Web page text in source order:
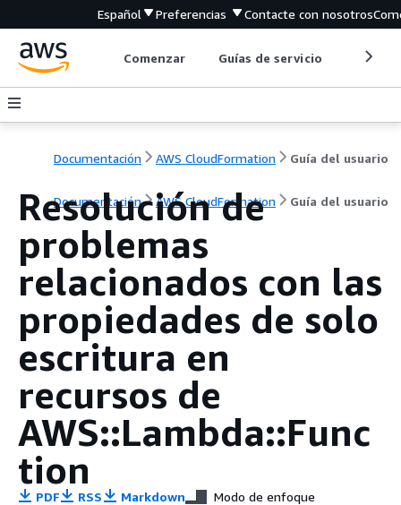
Español Preferencias Contacte con nosotros
Comenzar Guías de servicio
Documentación AWS CloudFormation Guía del usuario
Documentación AWS CloudFormation Guía del usuario
Resolución de
problemas
relacionados con las
propiedades de solo
escritura en
recursos de
AWS::Lambda::Func
tion
PDF RSS Markdown Modo de enfoque